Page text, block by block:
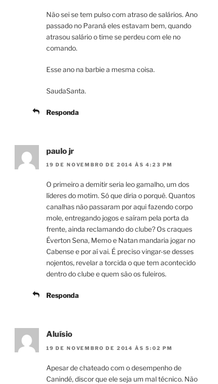
Não sei se tem pulso com atraso de salários. Ano
passado no Paraná eles estavam bem, quando
atrasou salário o time se perdeu com ele no
comando.
Esse ano na barbie a mesma coisa.
SaudaSanta.
Responda
paulo jr
19 DE NOVEMBRO DE 2014 ÀS 4:23 PM
O primeiro a demitir seria leo gamalho, um dos
líderes do motim. Só que diria o porquê. Quantos
canalhas não passaram por aqui fazendo corpo
mole, entregando jogos e saíram pela porta da
frente, ainda reclamando do clube? Os craques
Éverton Sena, Memo e Natan mandaria jogar no
Cabense e por aí vai. É preciso vingar-se desses
nojentos, revelar a torcida o que tem acontecido
dentro do clube e quem são os fuleiros.
Responda
Aluísio
19 DE NOVEMBRO DE 2014 ÀS 5:02 PM
Apesar de chateado com o desempenho de
Canindé, discor que ele seja um mal técnico. Não